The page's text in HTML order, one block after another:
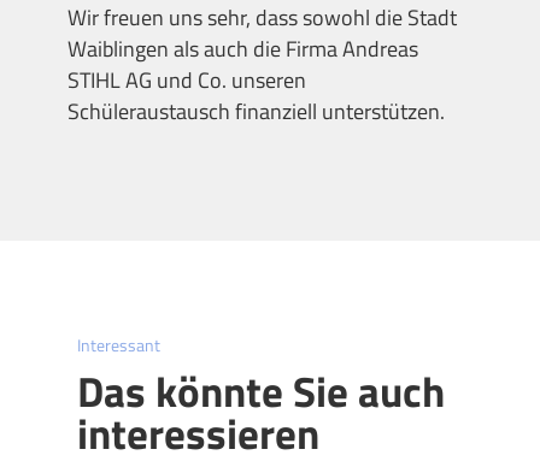
Wir freuen uns sehr, dass sowohl die Stadt
Waiblingen als auch die Firma Andreas
STIHL AG und Co. unseren
Schüleraustausch finanziell unterstützen.
Interessant
Das könnte Sie auch
interessieren